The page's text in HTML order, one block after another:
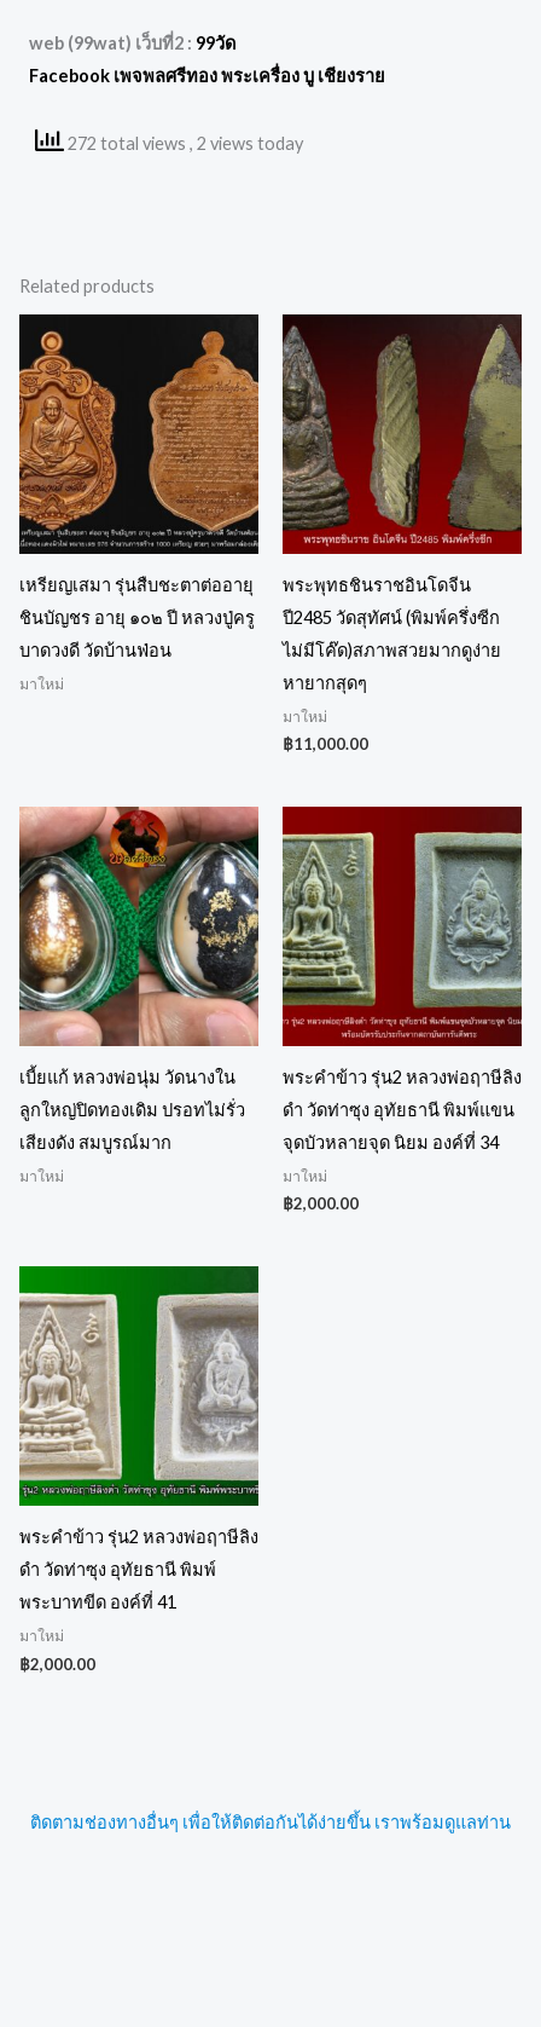
web (99wat) เว็บที่2 : 99วัด
Facebook เพจพลศรีทอง พระเครื่อง บู เชียงราย
272 total views , 2 views today
Related products
เหรียญเสมา รุ่นสืบชะตาต่ออายุ
ชินบัญชร อายุ ๑๐๒ ปี หลวงปู่ครู
บาดวงดี วัดบ้านฟ่อน
มาใหม่
พระพุทธชินราชอินโดจีน
ปี2485 วัดสุทัศน์ (พิมพ์ครึ่งซีก
ไม่มีโค๊ด)สภาพสวยมากดูง่าย
หายากสุดๆ
มาใหม่
฿11,000.00
เบี้ยแก้ หลวงพ่อนุ่ม วัดนางใน
ลูกใหญ่ปิดทองเดิม ปรอทไม่รั่ว
เสียงดัง สมบูรณ์มาก
มาใหม่
พระคำข้าว รุ่น2 หลวงพ่อฤาษีลิง
ดำ วัดท่าซุง อุทัยธานี พิมพ์แขน
จุดบัวหลายจุด นิยม องค์ที่ 34
มาใหม่
฿2,000.00
พระคำข้าว รุ่น2 หลวงพ่อฤาษีลิง
ดำ วัดท่าซุง อุทัยธานี พิมพ์
พระบาทขีด องค์ที่ 41
มาใหม่
฿2,000.00
ติดตามช่องทางอื่นๆ เพื่อให้ติดต่อกันได้ง่ายขึ้น เราพร้อมดูแลท่าน